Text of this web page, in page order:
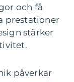
och få
prestationer
stärker
påverkar